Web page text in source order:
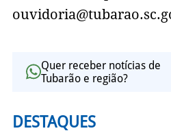
Quer receber notícias de
Tubarão e região?
DESTAQUES